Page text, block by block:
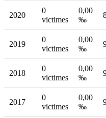
2020
0
victimes
0,00
‰
2019
0
victimes
0,00
‰
2018
0
victimes
0,00
‰
2017
0
victimes
0,00
‰